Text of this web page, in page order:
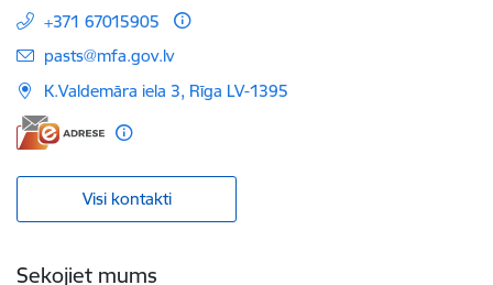
+371 67015905
E-pasts:
pasts@mfa.gov.lv
K.Valdemāra iela 3, Rīga LV-1395
Visi kontakti
Sekojiet mums